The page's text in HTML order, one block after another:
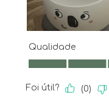
Qualidade
Qualidade, 5.0 em
Foi útil? (0)